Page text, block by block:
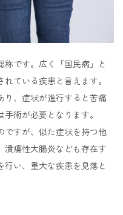
です。広く「国民病」と
ている疾患と言えます。
り、症状が進行すると苦痛
術が必要となります。
ですが、似た症状を持つ他
潰瘍性大腸炎なども存在す
行い、重大な疾患を見落と